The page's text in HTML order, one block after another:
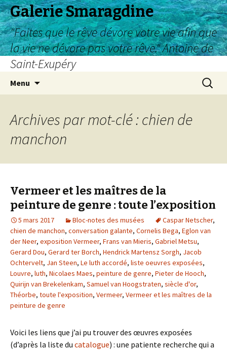
Galerie Smaragdine
"Faites que le rêve dévore votre vie afin que
la vie ne dévore pas votre rêve." Antoine de
Saint-Exupéry
Menu
Archives par mot-clé : chien de
manchon
Vermeer et les maîtres de la
peinture de genre : toute l’exposition
5 mars 2017 Bloc-notes des musées Caspar Netscher,
chien de manchon, conversation galante, Cornelis Bega, Eglon van
der Neer, exposition Vermeer, Frans van Mieris, Gabriel Metsu,
Gerard Dou, Gerard ter Borch, Hendrick Martensz Sorgh, Jacob
Ochtervelt, Jan Steen, Le luth accordé, liste oeuvres exposées,
Louvre, luth, Nicolaes Maes, peinture de genre, Pieter de Hooch,
Quirijn van Brekelenkam, Samuel van Hoogstraten, siècle d'or,
Théorbe, toute l'exposition, Vermeer, Vermeer et les maîtres de la
peinture de genre
Voici les liens que j’ai pu trouver des œuvres exposées
(d’après la liste du catalogue) : une patiente recherche qui a